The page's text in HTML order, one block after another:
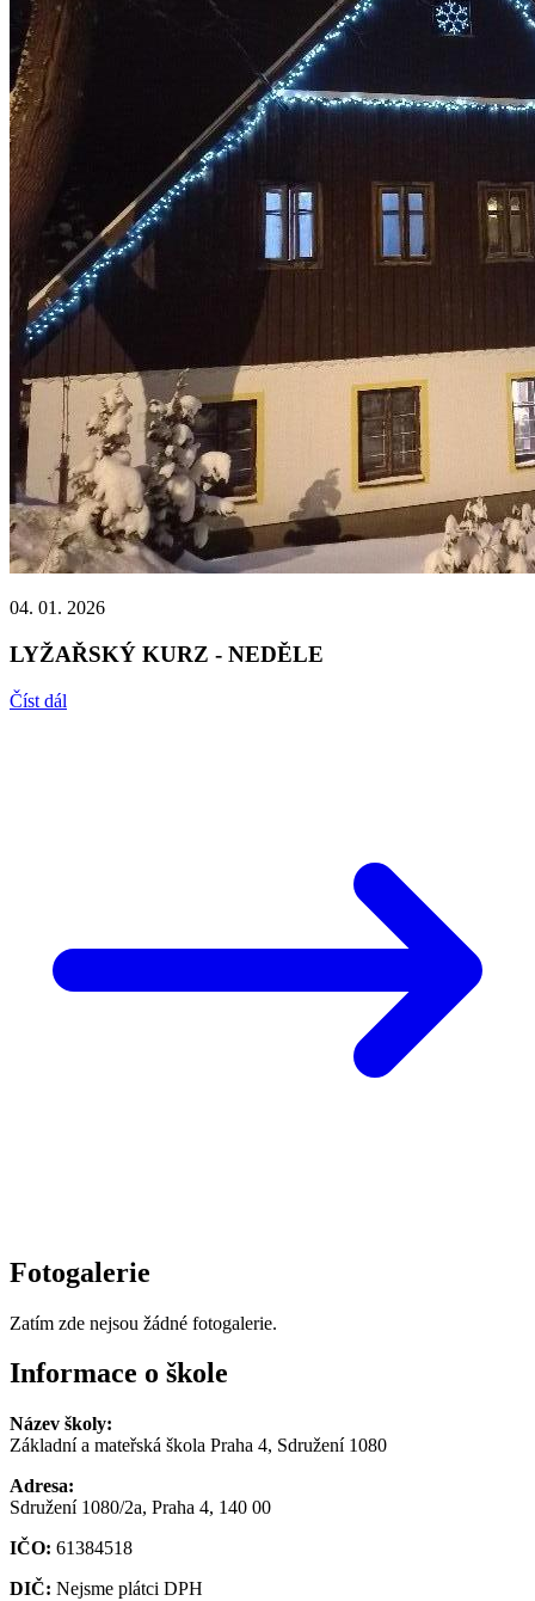
04. 01. 2026
LYŽAŘSKÝ KURZ - NEDĚLE
Číst dál
Fotogalerie
Zatím zde nejsou žádné fotogalerie.
Informace o škole
Název školy:
Základní a mateřská škola Praha 4, Sdružení 1080
Adresa:
Sdružení 1080/2a, Praha 4, 140 00
IČO: 61384518
DIČ: Nejsme plátci DPH